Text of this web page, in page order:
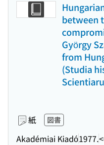
between
György
from
(Studia
紙 図書
Akadémiai Kiadó1977.